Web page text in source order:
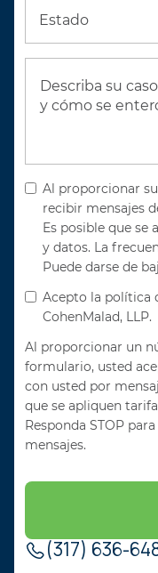
Estado
Al proporcionar
recibir mensajes
Es posible que se
y datos. La
Puede darse de
Acepto la política
CohenMalad, LLP.
Al proporcionar un
formulario, usted
con usted por
que se apliquen
Responda STOP
mensajes.
(317) 636-